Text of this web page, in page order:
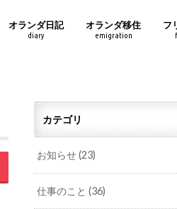
オランダ日記
diary
オランダ移住
emigration
フ
カテゴリ
お知らせ(23)
仕事のこと(36)